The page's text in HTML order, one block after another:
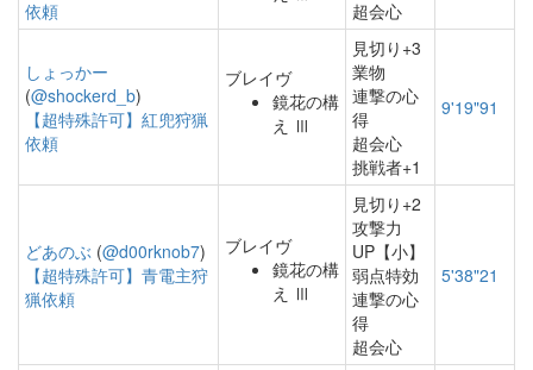
依頼
超会心
しょっかー
(@shockerd_b)
【超特殊許可】紅兜狩猟
依頼
ブレイヴ
鏡花の構
え Ⅲ
見切り+3
業物
連撃の心
得
超会心
挑戦者+1
9'19"91
どあのぶ (@d00rknob7)
【超特殊許可】青電主狩
猟依頼
ブレイヴ
鏡花の構
え Ⅲ
見切り+2
攻撃力
UP【小】
弱点特効
連撃の心
得
超会心
5'38"21